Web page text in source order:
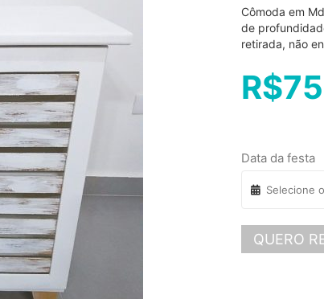
Cômoda em
de
retirada, não
R$
Data da festa
QUERO